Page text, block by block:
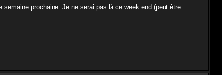
prochaine. Je ne serai pas là ce week end (peut être